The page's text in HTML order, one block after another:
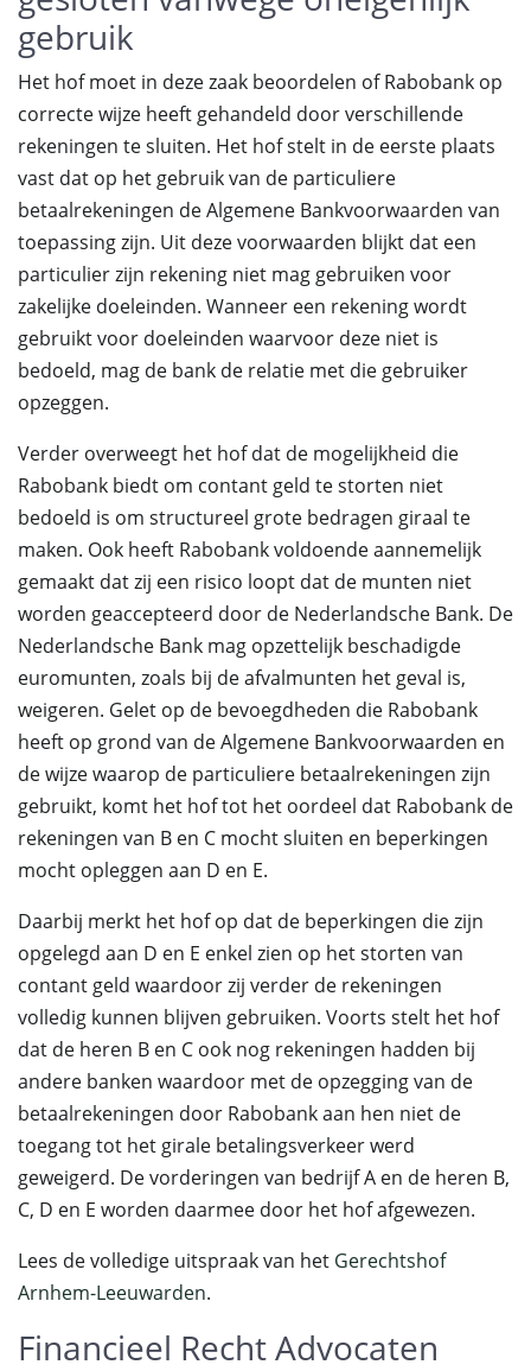
gebruik
Het hof moet in deze zaak beoordelen of Rabobank op
correcte wijze heeft gehandeld door verschillende
rekeningen te sluiten. Het hof stelt in de eerste plaats
vast dat op het gebruik van de particuliere
betaalrekeningen de Algemene Bankvoorwaarden van
toepassing zijn. Uit deze voorwaarden blijkt dat een
particulier zijn rekening niet mag gebruiken voor
zakelijke doeleinden. Wanneer een rekening wordt
gebruikt voor doeleinden waarvoor deze niet is
bedoeld, mag de bank de relatie met die gebruiker
opzeggen.
Verder overweegt het hof dat de mogelijkheid die
Rabobank biedt om contant geld te storten niet
bedoeld is om structureel grote bedragen giraal te
maken. Ook heeft Rabobank voldoende aannemelijk
gemaakt dat zij een risico loopt dat de munten niet
worden geaccepteerd door de Nederlandsche Bank. De
Nederlandsche Bank mag opzettelijk beschadigde
euromunten, zoals bij de afvalmunten het geval is,
weigeren. Gelet op de bevoegdheden die Rabobank
heeft op grond van de Algemene Bankvoorwaarden en
de wijze waarop de particuliere betaalrekeningen zijn
gebruikt, komt het hof tot het oordeel dat Rabobank de
rekeningen van B en C mocht sluiten en beperkingen
mocht opleggen aan D en E.
Daarbij merkt het hof op dat de beperkingen die zijn
opgelegd aan D en E enkel zien op het storten van
contant geld waardoor zij verder de rekeningen
volledig kunnen blijven gebruiken. Voorts stelt het hof
dat de heren B en C ook nog rekeningen hadden bij
andere banken waardoor met de opzegging van de
betaalrekeningen door Rabobank aan hen niet de
toegang tot het girale betalingsverkeer werd
geweigerd. De vorderingen van bedrijf A en de heren B,
C, D en E worden daarmee door het hof afgewezen.
Lees de volledige uitspraak van het Gerechtshof
Arnhem-Leeuwarden.
Financieel Recht Advocaten